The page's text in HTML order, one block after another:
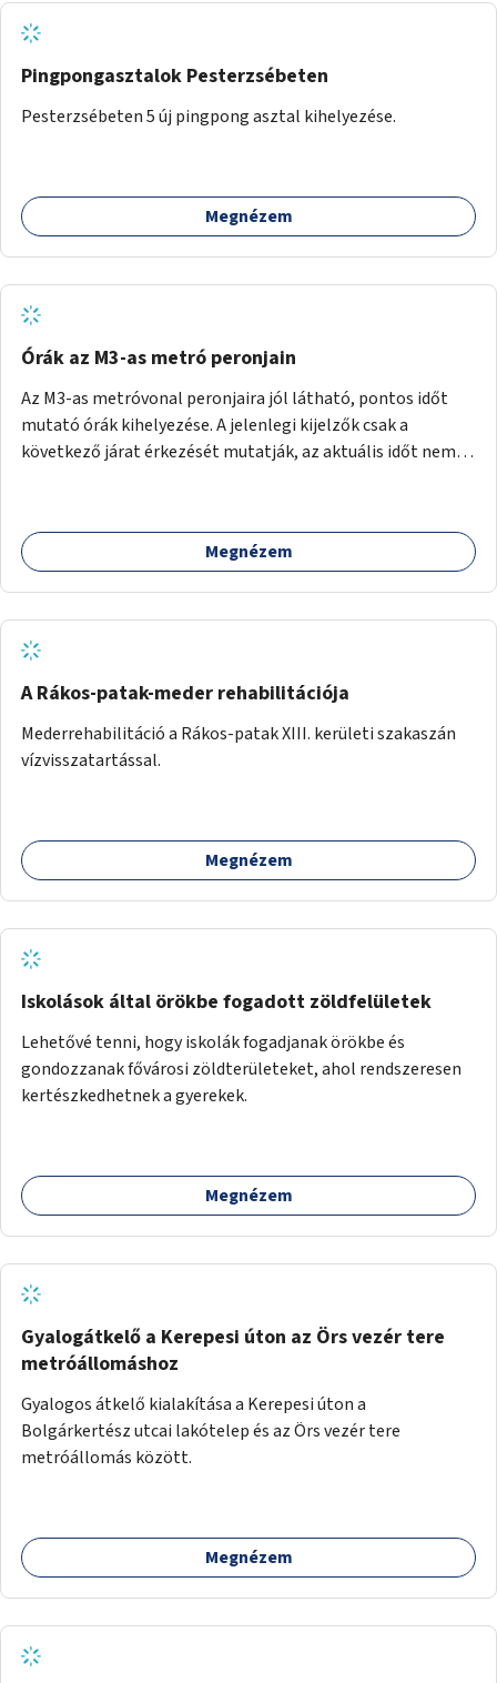
Pingpongasztalok Pesterzsébeten
Pesterzsébeten 5 új pingpong asztal kihelyezése.
Megnézem
Órák az M3-as metró peronjain
Az M3-as metróvonal peronjaira jól látható, pontos időt
mutató órák kihelyezése. A jelenlegi kijelzők csak a
következő járat érkezését mutatják, az aktuális időt nem.
Megnézem
A Rákos-patak-meder rehabilitációja
Mederrehabilitáció a Rákos-patak XIII. kerületi szakaszán
vízvisszatartással.
Megnézem
Iskolások által örökbe fogadott zöldfelületek
Lehetővé tenni, hogy iskolák fogadjanak örökbe és
gondozzanak fővárosi zöldterületeket, ahol rendszeresen
kertészkedhetnek a gyerekek.
Megnézem
Gyalogátkelő a Kerepesi úton az Örs vezér tere
metróállomáshoz
Gyalogos átkelő kialakítása a Kerepesi úton a
Bolgárkertész utcai lakótelep és az Örs vezér tere
metróállomás között.
Megnézem